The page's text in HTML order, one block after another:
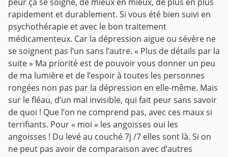
rapidement et durablement. Si vous été bien suivi en
psychothérapie et avec le bon traitement
médicamenteux. Car la dépression aigue ou sévère ne
se soignent pas l’un sans l’autre. « Plus de détails par la
suite » Ma priorité est de pouvoir vous donner un peu
de ma lumière et de l’espoir à toutes les personnes
rongées non pas par la dépression en elle-même. Mais
sur le fléau, d’un mal invisible, qui fait peur sans savoir
de quoi ! Que l’on ne comprend pas, avec ces maux si
terrifiants. Pour « moi » les angoisses oui les
angoisses ! Du levé au couché 7j /7 elles sont là. Si on
ne peut pas avoir de comparaison avec d’autres